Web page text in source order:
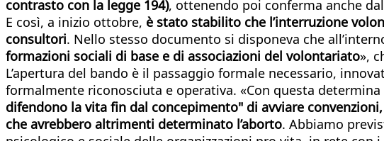
contrasto con la legge 194), ottenendo poi conferma anche
E così, a inizio ottobre, è stato stabilito che l’interruzione
consultori. Nello stesso documento si disponeva che
formazioni sociali di base e di associazioni del volontariato»,
L’apertura del bando è il passaggio formale necessario,
formalmente riconosciuta e operativa. «Con questa determina
difendono la vita fin dal concepimento" di avviare
che avrebbero altrimenti determinato l’aborto. Abbiamo